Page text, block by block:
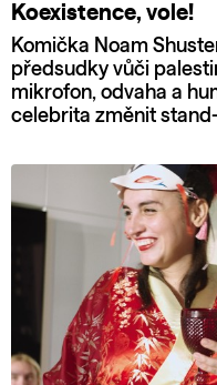
Koexistence, vole!
Komička Noam
předsudky vůči
mikrofon, odvaha a
celebrita změnit